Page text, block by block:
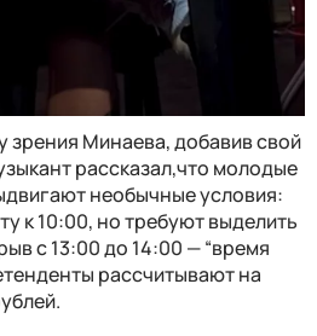
зрения Минаева, добавив свой
рассказал,что молодые
необычные условия:
к 10:00, но требуют выделить
с 13:00 до 14:00 — “время
рассчитывают на